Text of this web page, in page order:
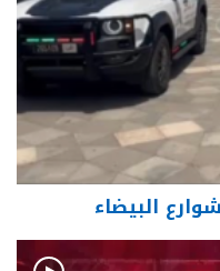
البيضاء